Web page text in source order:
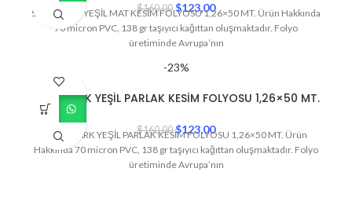
$160,00 $123,00
SOFTMARK YEŞİL MAT KESİM FOLYOSU 1,26×50 MT. Ürün Hakkında
70 micron PVC, 138 gr taşıyıcı kağıttan oluşmaktadır. Folyo
üretiminde Avrupa’nın
-23%
SOFTMARK YEŞİL PARLAK KESİM FOLYOSU 1,26×50 MT.
$160,00 $123,00
SOFTMARK YEŞİL PARLAK KESİM FOLYOSU 1,26×50 MT. Ürün
Hakkında 70 micron PVC, 138 gr taşıyıcı kağıttan oluşmaktadır. Folyo
üretiminde Avrupa’nın